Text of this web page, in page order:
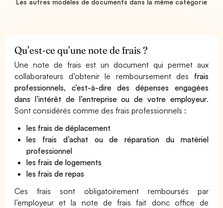
Les autres modèles de documents dans la même catégorie
Qu’est-ce qu’une note de frais ?
Une note de frais est un document qui permet aux
collaborateurs d’obtenir le remboursement des frais
professionnels, c’est-à-dire des dépenses engagées
dans l’intérêt de l’entreprise ou de votre employeur.
Sont considérés comme des frais professionnels :
les frais de déplacement
les frais d’achat ou de réparation du matériel
professionnel
les frais de logements
les frais de repas
Ces frais sont obligatoirement remboursés par
l’employeur et la note de frais fait donc office de